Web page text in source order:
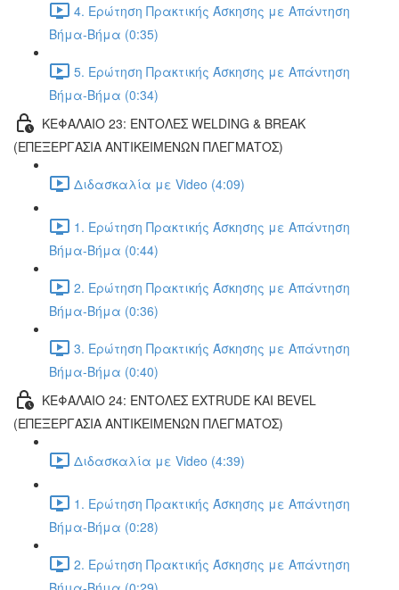
4. Ερώτηση Πρακτικής Άσκησης με Απάντηση
Βήμα-Βήμα (0:35)
5. Ερώτηση Πρακτικής Άσκησης με Απάντηση
Βήμα-Βήμα (0:34)
ΚΕΦΑΛΑΙΟ 23: ΕΝΤΟΛΕΣ WELDING & BREAK
(ΕΠΕΞΕΡΓΑΣΙΑ ΑΝΤΙΚΕΙΜΕΝΩΝ ΠΛΕΓΜΑΤΟΣ)
Διδασκαλία με Video (4:09)
1. Ερώτηση Πρακτικής Άσκησης με Απάντηση
Βήμα-Βήμα (0:44)
2. Ερώτηση Πρακτικής Άσκησης με Απάντηση
Βήμα-Βήμα (0:36)
3. Ερώτηση Πρακτικής Άσκησης με Απάντηση
Βήμα-Βήμα (0:40)
ΚΕΦΑΛΑΙΟ 24: ΕΝΤΟΛΕΣ EXTRUDE ΚΑΙ BEVEL
(ΕΠΕΞΕΡΓΑΣΙΑ ΑΝΤΙΚΕΙΜΕΝΩΝ ΠΛΕΓΜΑΤΟΣ)
Διδασκαλία με Video (4:39)
1. Ερώτηση Πρακτικής Άσκησης με Απάντηση
Βήμα-Βήμα (0:28)
2. Ερώτηση Πρακτικής Άσκησης με Απάντηση